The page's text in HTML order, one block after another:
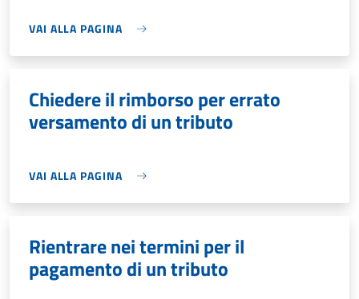
VAI ALLA PAGINA
Chiedere il rimborso per errato
versamento di un tributo
VAI ALLA PAGINA
Rientrare nei termini per il
pagamento di un tributo